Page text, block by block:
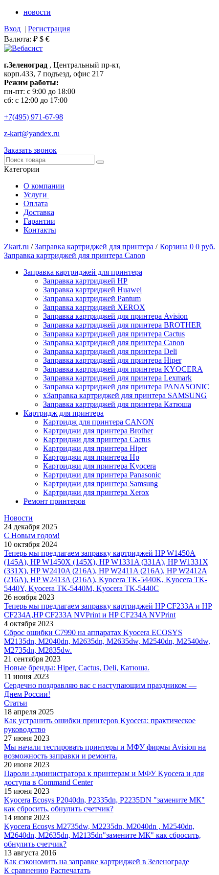
новости
Вход | Регистрация
Валюта: ₽ $ €
г.Зеленоград , Центральный пр-кт,
корп.433, 7 подъезд, офис 217
Режим работы:
пн-пт: с 9:00 до 18:00
сб: с 12:00 до 17:00
+7(495) 971-67-98
z-kart@yandex.ru
Заказать звонок
Категории
О компании
Услуги
Оплата
Доставка
Гарантии
Контакты
Корзина 0 0 руб.
Zkart.ru /Заправка картриджей для принтера /
Заправка картриджей для принтера Canon
Заправка картриджей для принтера
Заправка картриджей HP
Заправка картриджей Huawei
Заправка картриджей Pantum
Заправка картриджей XEROX
Заправка картриджей для принтера Avision
Заправка картриджей для принтера BROTHER
Заправка картриджей для принтера Cactus
Заправка картриджей для принтера Canon
Заправка картриджей для принтера Deli
Заправка картриджей для принтера Hiper
Заправка картриджей для принтера KYOCERA
Заправка картриджей для принтера Lexmark
Заправка картриджей для принтера PANASONIC
xЗаправка картриджей для принтера SAMSUNG
Заправка картриджей для принтера Катюша
Картридж для принтера
Картридж для принтера CANON
Картриджи для принтера Brother
Картриджи для принтера Cactus
Картриджи для принтера Hiper
Картриджи для принтера Hp
Картриджи для принтера Kyocera
Картриджи для принтера Panasonic
Картриджи для принтера Samsung
Картриджи для принтера Xerox
Ремонт принтеров
Новости
24 декабря 2025
С Новым годом!
10 октября 2024
Теперь мы предлагаем заправку картриджей HP W1450A
(145A), HP W1450X (145X), HP W1331A (331A), HP W1331X
(331X), HP W2410A (216A), HP W2411A (216A), HP W2412A
(216A), HP W2413A (216A), Kyocera TK-5440K, Kyocera TK-
5440Y, Kyocera TK-5440M, Kyocera TK-5440C
26 ноября 2023
Теперь мы предлагаем заправку картриджей HP CF233A и HP
CF234A,HP CF233A NVPrint и HP CF234A NVPrint
4 октября 2023
Сброс ошибки С7990 на аппаратах Kyocera ECOSYS
M2135dn, M2040dn, M2635dn, M2635dw, M2540dn, M2540dw,
M2735dn, M2835dw.
21 сентября 2023
Новые бренды: Hiper, Cactus, Deli, Катюша.
11 июня 2023
Сердечно поздравляю вас с наступающим праздником —
Днем России!
Статьи
18 апреля 2025
Как устранить ошибки принтеров Kyocera: практическое
руководство
27 июня 2023
Мы начали тестировать принтеры и МФУ фирмы Avision на
возможность заправки и ремонта.
20 июня 2023
Пароли администратора к принтерам и МФУ Kyocera и для
доступа в Command Center
15 июня 2023
Kyocera Ecosys P2040dn, P2335dn, P2235DN "замените МК"
как сбросить, обнулить счетчик?
14 июня 2023
Kyocera Ecosys M2735dw, M2235dn, M2040dn , M2540dn,
M2640dn, M2635dn, M2135dn"замените МК" как сбросить,
обнулить счетчик?
13 августа 2016
Как сэкономить на заправке картриджей в Зеленограде
К сравнению Распечатать